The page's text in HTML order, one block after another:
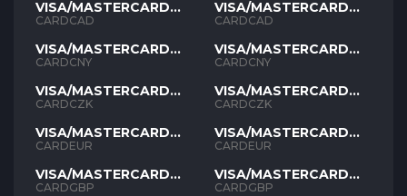
VISA/MASTERCARD
CAD
CARDCAD
VISA/MASTERCARD
CNY
CARDCNY
VISA/MASTERCARD
CZK
CARDCZK
VISA/MASTERCARD
EUR
CARDEUR
VISA/MASTERCARD
GBP
CARDGBP
VISA/MASTERCARD
CAD
CARDCAD
VISA/MASTERCARD
CNY
CARDCNY
VISA/MASTERCARD
CZK
CARDCZK
VISA/MASTERCARD
EUR
CARDEUR
VISA/MASTERCARD
GBP
CARDGBP